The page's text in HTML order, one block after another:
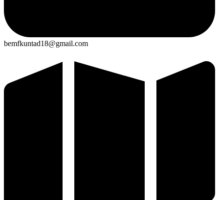
bemfkuntad18@gmail.com